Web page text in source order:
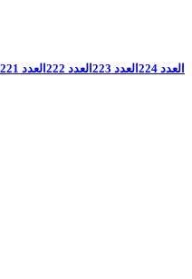
العدد 224 العدد 223 العدد 222 العدد 221